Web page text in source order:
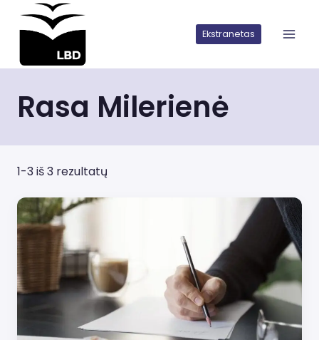
pereiti
turinio
Ekstranetas
Rasa Milerienė
1-3 iš 3 rezultatų